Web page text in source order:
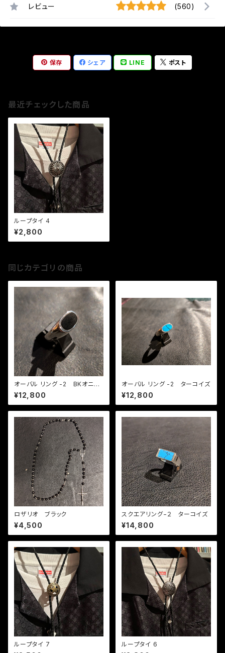
レビュー (560)
保存 シェア LINE ポスト
最近チェックした商品
ループタイ 4
¥2,800
同じカテゴリの商品
オーバル リング -2 BKオニキ
ス
¥12,800
オーバル リング -2 ターコイズ
¥12,800
ロザリオ ブラック
¥4,500
スクエアリング−２ ターコイズ
¥14,800
ループタイ 7 ループタイ 6